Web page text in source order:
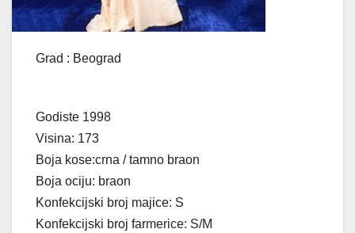
Grad : Beograd
Godiste 1998
Visina: 173
Boja kose:crna / tamno braon
Boja ociju: braon
Konfekcijski broj majice: S
Konfekcijski broj farmerice: S/M